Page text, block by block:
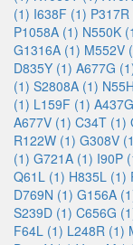
(1) I638F (1) P317R
P1058A (1) N550K
G1316A (1) M552V
D835Y (1) A677G
(1) S2808A (1)
(1) L159F (1)
A677V (1) C34T (1)
R122W (1) G308V
(1) G721A (1) I90P
Q61L (1) H835L (1)
D769N (1) G156A
S239D (1) C656G
F64L (1) L248R (1)